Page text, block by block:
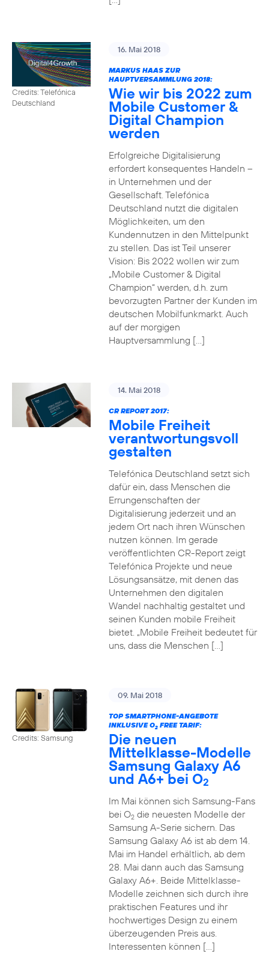
Credits: Telefónica
Deutschland
16. Mai 2018
MARKUS HAAS ZUR
HAUPTVERSAMMLUNG 2018:
Wie wir bis 2022 zum
Mobile Customer &
Digital Champion
werden
Erfolgreiche Digitalisierung
erfordert konsequentes Handeln –
in Unternehmen und der
Gesellschaft. Telefónica
Deutschland nutzt die digitalen
Möglichkeiten, um den
Kundennutzen in den Mittelpunkt
zu stellen. Das ist Teil unserer
Vision: Bis 2022 wollen wir zum
„Mobile Customer & Digital
Champion“ werden, d.h. zum
bevorzugten Partner der Kunden im
deutschen Mobilfunkmarkt. Auch
auf der morgigen
Hauptversammlung […]
14. Mai 2018
CR REPORT 2017:
Mobile Freiheit
verantwortungsvoll
gestalten
Telefónica Deutschland setzt sich
dafür ein, dass Menschen die
Errungenschaften der
Digitalisierung jederzeit und an
jedem Ort nach ihren Wünschen
nutzen können. Im gerade
veröffentlichten CR-Report zeigt
Telefónica Projekte und neue
Lösungsansätze, mit denen das
Unternehmen den digitalen
Wandel nachhaltig gestaltet und
seinen Kunden mobile Freiheit
bietet. „Mobile Freiheit bedeutet für
uns, dass die Menschen […]
Credits: Samsung
09. Mai 2018
TOP SMARTPHONE-ANGEBOTE
INKLUSIVE O2FREE TARIF:
Die neuen
Mittelklasse-Modelle
Samsung Galaxy A6
und A6+ bei O2
Im Mai können sich Samsung-Fans
bei O2die neuesten Modelle der
Samsung A-Serie sichern. Das
Samsung Galaxy A6 ist ab dem 14.
Mai im Handel erhältlich, ab dem
28. Mai dann auch das Samsung
Galaxy A6+. Beide Mittelklasse-
Modelle zeichnen sich durch ihre
praktischen Features und ihr
hochwertiges Design zu einem
überzeugenden Preis aus.
Interessenten können […]